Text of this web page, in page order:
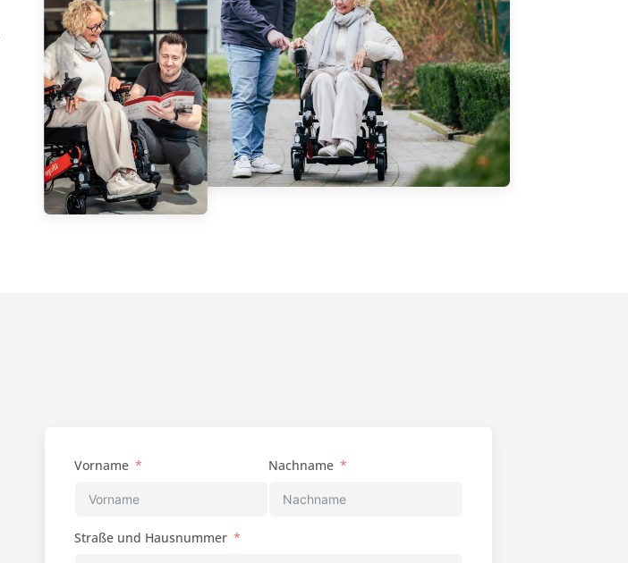
Vorname Nachname
Straße und Hausnummer